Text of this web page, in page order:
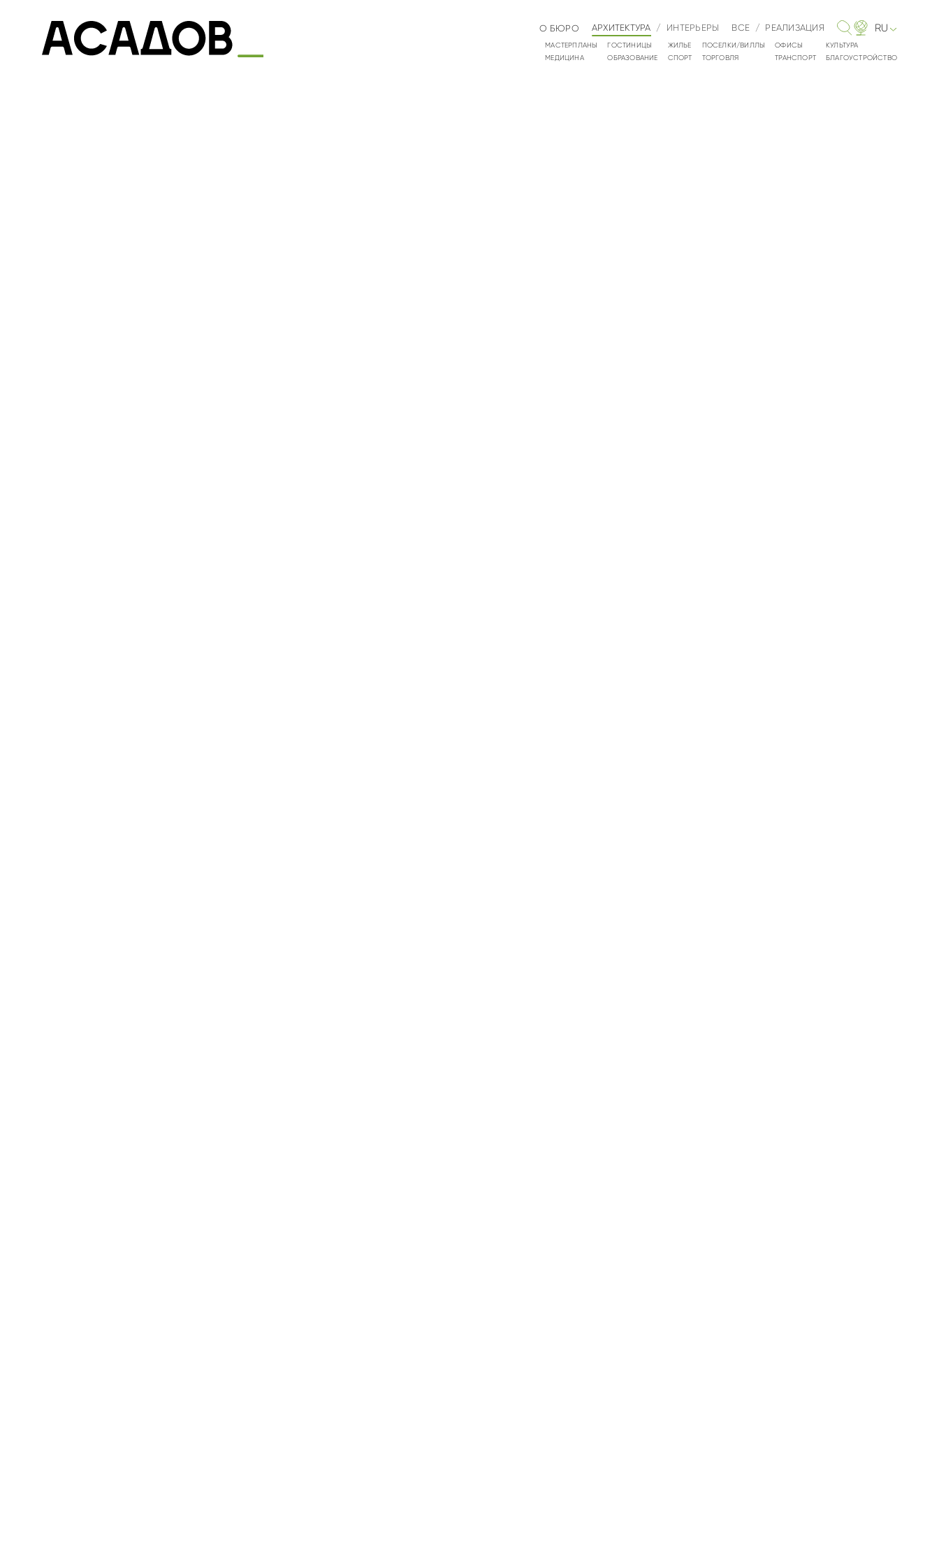
О БЮРО АРХИТЕКТУРА / ИНТЕРЬЕРЫ ВСЕ / РЕАЛИЗАЦИЯ RU
МАСТЕРПЛАНЫ ГОСТИНИЦЫ ЖИЛЬЕ ПОСЕЛКИ/ВИЛЛЫ ОФИСЫ
КУЛЬТУРА
МЕДИЦИНА
ОБРАЗОВАНИЕ СПОРТ ТОРГОВЛЯ ТРАНСПОРТ БЛАГОУСТРОЙСТВО